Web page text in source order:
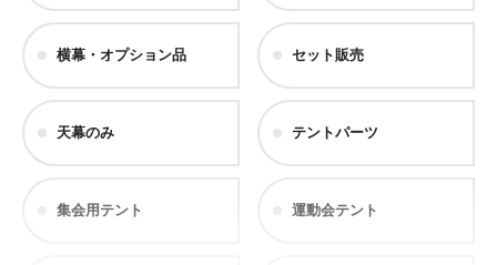
横幕・オプション品 セット販売
天幕のみ テントパーツ
集会用テント 運動会テント